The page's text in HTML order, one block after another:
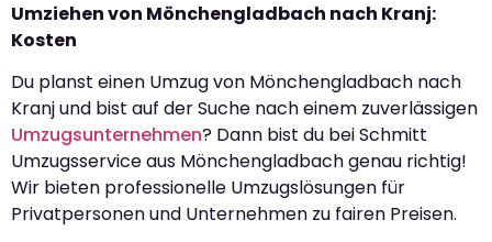
Umziehen von Mönchengladbach nach Kranj:
Kosten
Du planst einen Umzug von Mönchengladbach nach
Kranj und bist auf der Suche nach einem zuverlässigen
Umzugsunternehmen? Dann bist du bei Schmitt
Umzugsservice aus Mönchengladbach genau richtig!
Wir bieten professionelle Umzugslösungen für
Privatpersonen und Unternehmen zu fairen Preisen.